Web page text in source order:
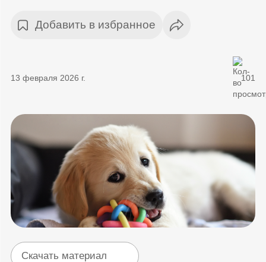
Добавить в избранное
13 февраля 2026 г. 101
Скачать материал